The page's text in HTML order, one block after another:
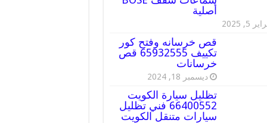
أصلية
5, 2025
قص خرسانه وفتح كور
تكييف 65932555 قص
خرسانات
ديسمبر 18, 2024
تظليل سيارة الكويت
66400552 فني تظليل
سيارات متنقل الكويت